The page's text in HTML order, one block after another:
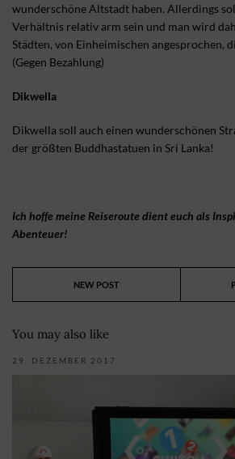
wunderschöne Altstadt haben. Allerdings
Verhältnis relativ arm sein und man wird
Städten, von Einheimischen angesprochen,
(Gegen Bezahlung)
Dikwella
Dikwella soll auch einen wunderschönen
der größten Buddhastatuen in Sri Lanka!
Ich hoffe meine Reiseroute dient euch als
Abenteuer!
NEW POST
You may also like
29. DEZEMBER 2017